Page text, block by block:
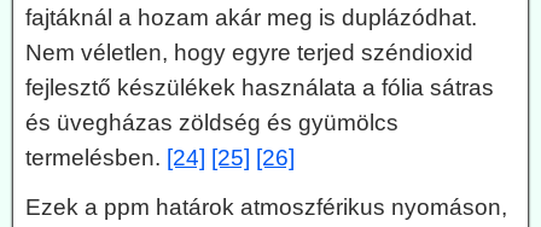
fajtáknál a hozam akár meg is duplázódhat.
Nem véletlen, hogy egyre terjed széndioxid
fejlesztő készülékek használata a fólia sátras
és üvegházas zöldség és gyümölcs
termelésben. [24] [25] [26]
Ezek a ppm határok atmoszférikus nyomáson,